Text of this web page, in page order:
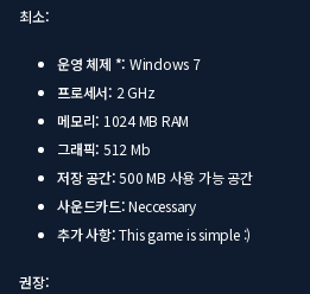
최소:
운영 체제 *: Windows 7
프로세서: 2 GHz
메모리: 1024 MB RAM
그래픽: 512 Mb
저장 공간:500 MB 사용 가능 공간
사운드카드:Neccessary
추가 사항:This game is simple :)
권장: